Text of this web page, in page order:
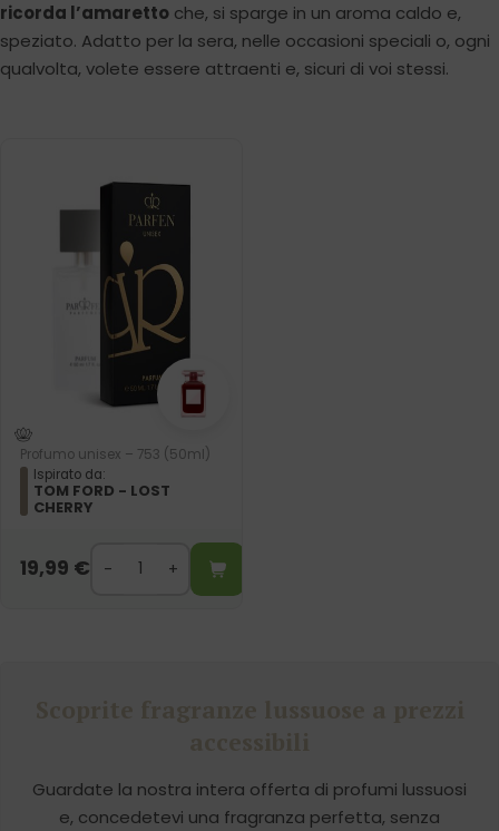
ricorda l’amaretto che, si sparge in un aroma caldo e,
speziato. Adatto per la sera, nelle occasioni speciali o, ogni
qualvolta, volete essere attraenti e, sicuri di voi stessi.
Profumo unisex – 753 (50ml)
Ispirato da:
TOM FORD - LOST
CHERRY
19,99 €
Guardate la nostra intera offerta di profumi lussuosi
e, concedetevi una fragranza perfetta, senza